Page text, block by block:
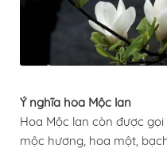
Ý nghĩa hoa Mộc lan
Hoa Mộc lan còn được
mộc hương, hoa một,